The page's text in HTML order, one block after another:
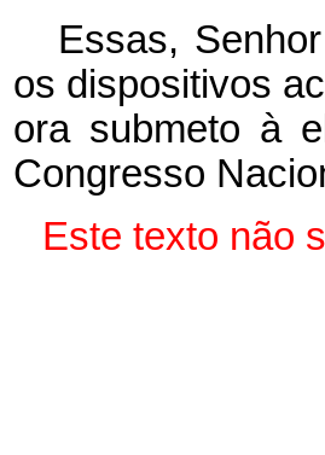
Essas,
os dispositivos
ora submeto à
Congresso
Este texto não